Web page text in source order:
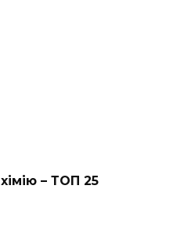
– ТОП 25